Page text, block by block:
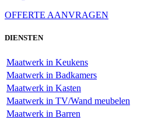
OFFERTE AANVRAGEN
DIENSTEN
Maatwerk in Keukens
Maatwerk in Badkamers
Maatwerk in Kasten
Maatwerk in TV/Wand meubelen
Maatwerk in Barren